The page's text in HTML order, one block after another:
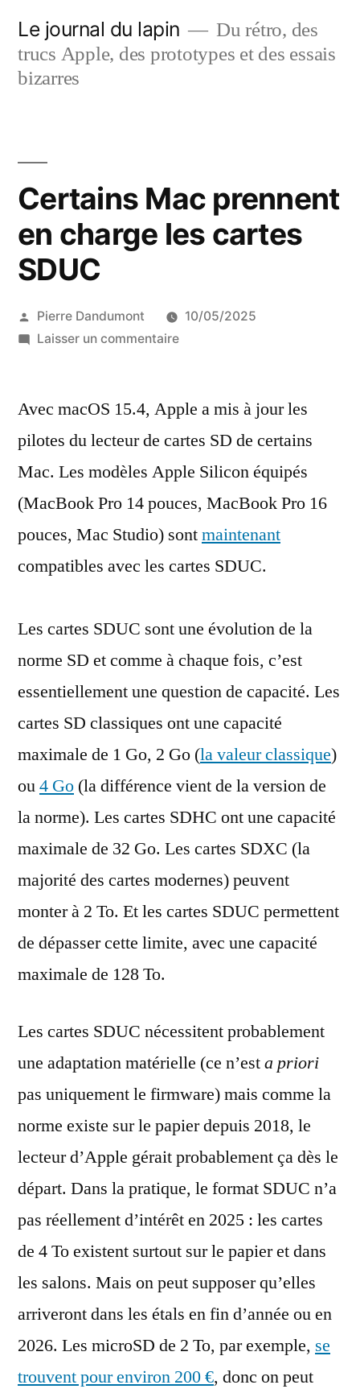
contenu
Le journal du lapin
Du rétro, des
trucs Apple, des prototypes et des essais
bizarres
Certains Mac prennent
en charge les cartes
SDUC
Publié
par
Pierre Dandumont
10/05/2025
Laisser un commentairesur
prennent
charge
les
cartes
Avec macOS 15.4, Apple a mis à jour les
pilotes du lecteur de cartes SD de certains
Mac. Les modèles Apple Silicon équipés
(MacBook Pro 14 pouces, MacBook Pro 16
pouces, Mac Studio) sontmaintenant
compatibles avec les cartes SDUC.
Les cartes SDUC sont une évolution de la
norme SD et comme à chaque fois, c’est
essentiellement une question de capacité. Les
cartes SD classiques ont une capacité
maximale de 1 Go, 2 Go (la valeur classique)
ou4 Go (la différence vient de la version de
la norme). Les cartes SDHC ont une capacité
maximale de 32 Go. Les cartes SDXC (la
majorité des cartes modernes) peuvent
monter à 2 To. Et les cartes SDUC permettent
de dépasser cette limite, avec une capacité
maximale de 128 To.
Les cartes SDUC nécessitent probablement
une adaptation matérielle (ce n’esta priori
pas uniquement le firmware) mais comme la
norme existe sur le papier depuis 2018, le
lecteur d’Apple gérait probablement ça dès le
départ. Dans la pratique, le format SDUC n’a
pas réellement d’intérêt en 2025 : les cartes
de 4 To existent surtout sur le papier et dans
les salons. Mais on peut supposer qu’elles
arriveront dans les étals en fin d’année ou en
2026. Les microSD de 2 To, par exemple, se
trouvent pour environ 200 €, donc on peut